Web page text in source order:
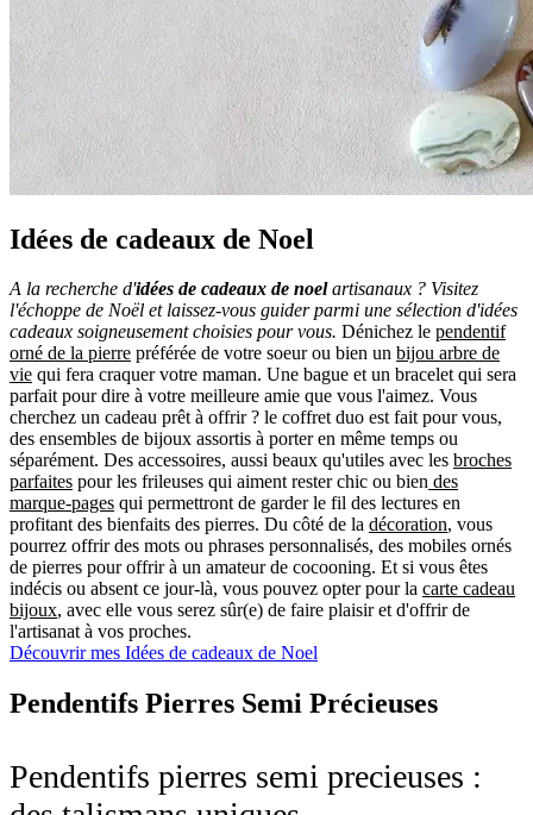
Idées de cadeaux de Noel
A la recherche d'idées de cadeaux de noelartisanaux ? Visitez
l'échoppe de Noël et laissez-vous guider parmi une sélection d'idées
cadeaux soigneusement choisies pour vous. Dénichez le pendentif
orné de la pierre préférée de votre soeur ou bien un bijou arbre de
vie qui fera craquer votre maman. Une bague et un bracelet qui sera
parfait pour dire à votre meilleure amie que vous l'aimez. Vous
cherchez un cadeau prêt à offrir ? le coffret duo est fait pour vous,
des ensembles de bijoux assortis à porter en même temps ou
séparément. Des accessoires, aussi beaux qu'utiles avec les broches
parfaites pour les frileuses qui aiment rester chic ou bien des
marque-pages qui permettront de garder le fil des lectures en
profitant des bienfaits des pierres. Du côté de la décoration, vous
pourrez offrir des mots ou phrases personnalisés, des mobiles ornés
de pierres pour offrir à un amateur de cocooning. Et si vous êtes
indécis ou absent ce jour-là, vous pouvez opter pour la carte cadeau
bijoux, avec elle vous serez sûr(e) de faire plaisir et d'offrir de
l'artisanat à vos proches.
Découvrir mes Idées de cadeaux de Noel
Pendentifs Pierres Semi Précieuses
Pendentifs pierres semi precieuses :